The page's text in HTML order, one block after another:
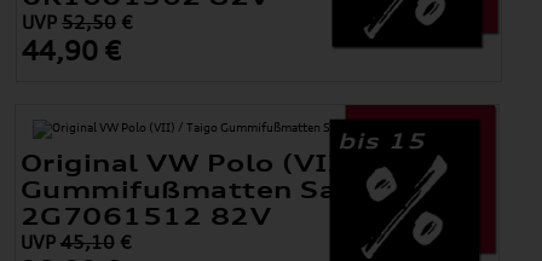
UVP52,50 €
44,90 €
bis 15
Original VW Polo (VII) / Taigo
Gummifußmatten Satz Hinten
2G7061512 82V
UVP 45,10€